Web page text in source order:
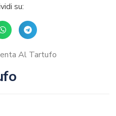
su:
Al Tartufo